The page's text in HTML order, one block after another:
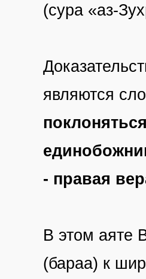
(сура «аз-
являются
- правая
В этом аяте
(бараа) к